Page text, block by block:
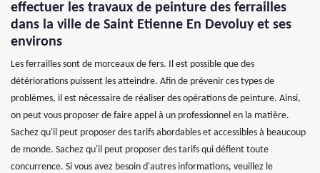
effectuer les travaux de peinture des ferrailles
dans la ville de Saint Etienne En Devoluy et ses
environs
Les ferrailles sont de morceaux de fers. Il est possible que des
détériorations puissent les atteindre. Afin de prévenir ces types de
problèmes, il est nécessaire de réaliser des opérations de peinture. Ainsi,
on peut vous proposer de faire appel à un professionnel en la matière.
Sachez qu'il peut proposer des tarifs abordables et accessibles à beaucoup
de monde. Sachez qu'il peut proposer des tarifs qui défient toute
concurrence. Si vous avez besoin d'autres informations, veuillez le